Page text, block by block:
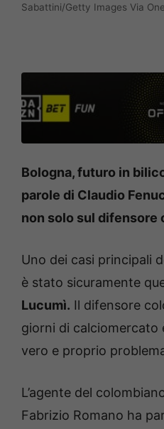
Sabattini/Getty Images Via
Bologna, futuro in
parole di Claudio
non solo sul difensore
Uno dei casi principali
è stato sicuramente
Lucumì. Il difensore
giorni di calciomercato
vero e proprio
L’agente del
Fabrizio Romano ha